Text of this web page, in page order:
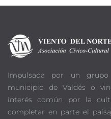
Impulsada por un
municipio de Valdés o
interés común por la
completar en parte el